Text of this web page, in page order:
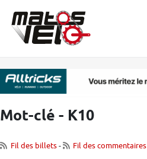
Mot-clé - K10
Fil des billets- Fil des commentaires